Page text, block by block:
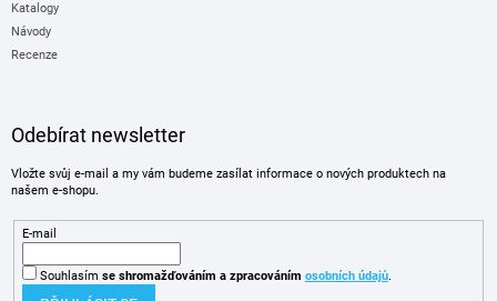
Katalogy
Návody
Recenze
Odebírat newsletter
Vložte svůj e-mail a my vám budeme zasílat informace o nových produktech na
našem e-shopu.
E-mail
Souhlasím se shromažďováním a zpracováním osobních údajů.